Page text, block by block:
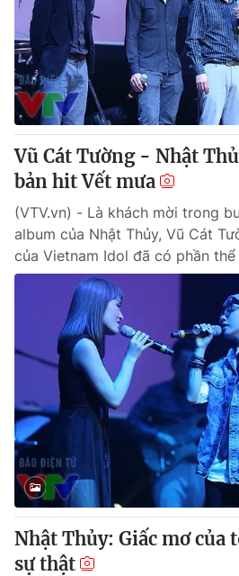
Vũ Cát Tường - Nhật
bản hit Vết mưa
(VTV.vn) - Là khách mời trong
album của Nhật Thủy, Vũ Cát
của Vietnam Idol đã có phần
Nhật Thủy: Giấc mơ của
sự thật